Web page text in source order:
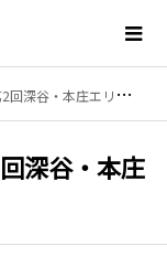
・本庄エリア研修会
深谷・本庄